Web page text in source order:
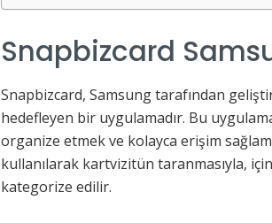
Snapbizcard
Snapbizcard, Samsung tarafından
hedefleyen bir uygulamadır. Bu
organize etmek ve kolayca erişim
kullanılarak kartvizitün taranmasıyla,
kategorize edilir.